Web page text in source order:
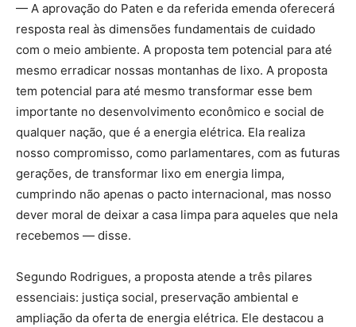
— A aprovação do Paten e da referida emenda oferecerá
resposta real às dimensões fundamentais de cuidado
com o meio ambiente. A proposta tem potencial para até
mesmo erradicar nossas montanhas de lixo. A proposta
tem potencial para até mesmo transformar esse bem
importante no desenvolvimento econômico e social de
qualquer nação, que é a energia elétrica. Ela realiza
nosso compromisso, como parlamentares, com as futuras
gerações, de transformar lixo em energia limpa,
cumprindo não apenas o pacto internacional, mas nosso
dever moral de deixar a casa limpa para aqueles que nela
recebemos — disse.
Segundo Rodrigues, a proposta atende a três pilares
essenciais: justiça social, preservação ambiental e
ampliação da oferta de energia elétrica. Ele destacou a